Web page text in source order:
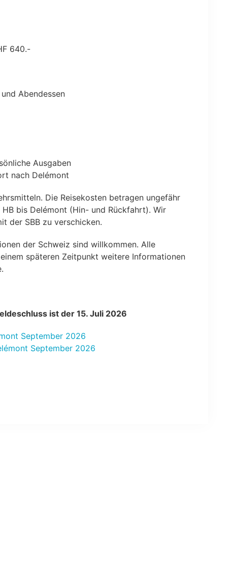
640.-
Abendessen
Ausgaben
nach Delémont
Die Reisekosten betragen ungefähr
bis Delémont (Hin- und Rückfahrt). Wir
der SBB zu verschicken.
der Schweiz sind willkommen. Alle
späteren Zeitpunkt weitere Informationen
ist der 15. Juli 2026
September 2026
September 2026